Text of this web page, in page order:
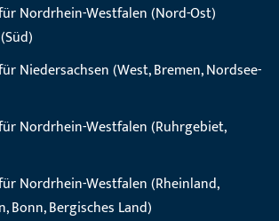
Nordrhein-Westfalen (Nord-Ost)
Niedersachsen (West, Bremen, Nordsee-
Nordrhein-Westfalen (Ruhrgebiet,
Nordrhein-Westfalen (Rheinland,
Bonn, Bergisches Land)